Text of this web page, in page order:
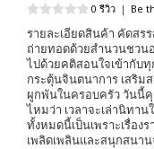
0 รีวิว | Be
รายละเอียดสินค้า คัดสร
ถ่ายทอดด้วยสำนวนชวน
ไปด้วยคติสอนใจเข้ากับ
กระตุ้นจินตนาการ เสริม
ผูกพันในครอบครัว วันนี้คุ
ไหมว่า เวลาจะเล่านิทาน
ทั้งหมดนี้เป็นเพราะเรื่อง
เพลิดเพลินและสนุกสนา